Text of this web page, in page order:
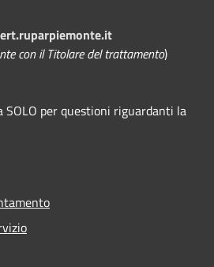
con il Titolare del trattamento)
SOLO per questioni riguardanti la